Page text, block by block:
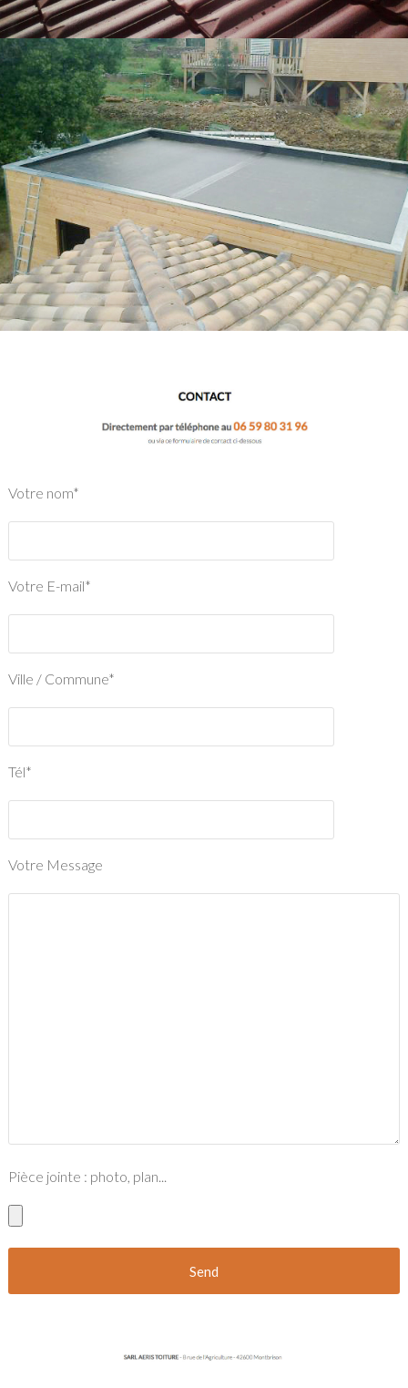
Votre nom*
Votre E-mail*
Ville / Commune*
Tél*
Votre Message
Pièce jointe : photo, plan...